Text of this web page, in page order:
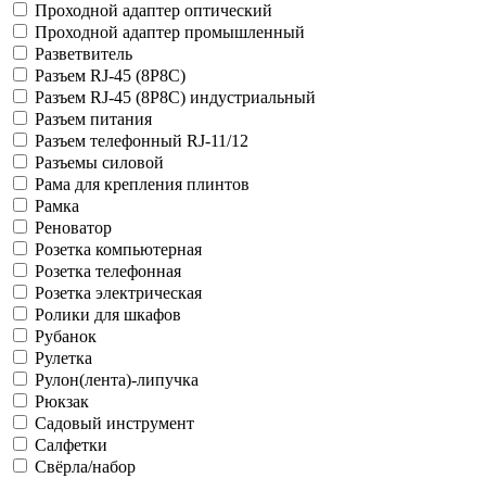
Проходной адаптер оптический
Проходной адаптер промышленный
Разветвитель
Разъем RJ-45 (8P8C)
Разъем RJ-45 (8P8C) индустриальный
Разъем питания
Разъем телефонный RJ-11/12
Разъемы силовой
Рама для крепления плинтов
Рамка
Реноватор
Розетка компьютерная
Розетка телефонная
Розетка электрическая
Ролики для шкафов
Рубанок
Рулетка
Рулон(лента)-липучка
Рюкзак
Садовый инструмент
Салфетки
Свёрла/набор